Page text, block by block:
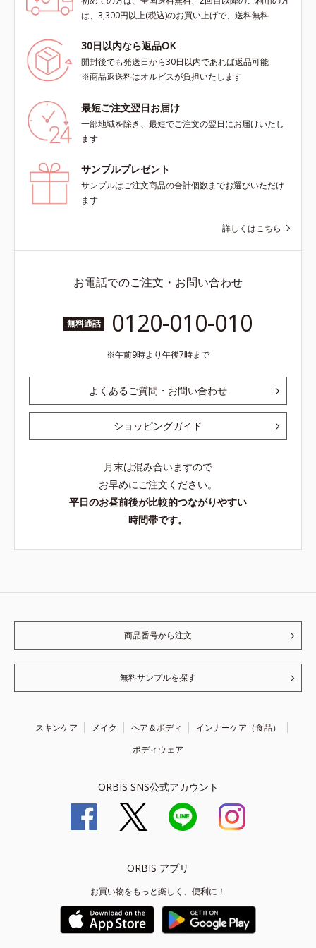
は、3,300円以上(税込)のお買い上げで、送料無料
30日以内なら返品OK
開封後でも発送日から30日以内であれば返品可能
※商品返送料はオルビスが負担いたします
最短ご注文翌日お届け
一部地域を除き、最短でご注文の翌日にお届けいたし
ます
サンプルプレゼント
サンプルはご注文商品の合計個数までお選びいただけ
ます
詳しくはこちら
お電話でのご注文・お問い合わせ
無料通話 0120-010-010
午前9時より午後7時まで
よくあるご質問・お問い合わせ
ショッピングガイド
月末は混み合いますので
お早めにご注文ください。
平日のお昼前後が比較的つながりやすい
時間帯です。
商品番号から注文
無料サンプルを探す
スキンケア メイク ヘア＆ボディ
インナーケア（食品）
ボディウェア
ORBIS SNS公式アカウント
ORBIS アプリ
お買い物をもっと楽しく、便利に！